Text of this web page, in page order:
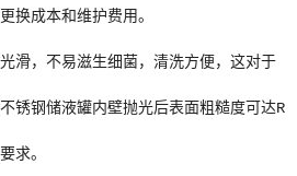
换成本和维护费用。
滑，不易滋生细菌，清洗方便，这对于
锈钢储液罐内壁抛光后表面粗糙度可达R
求。